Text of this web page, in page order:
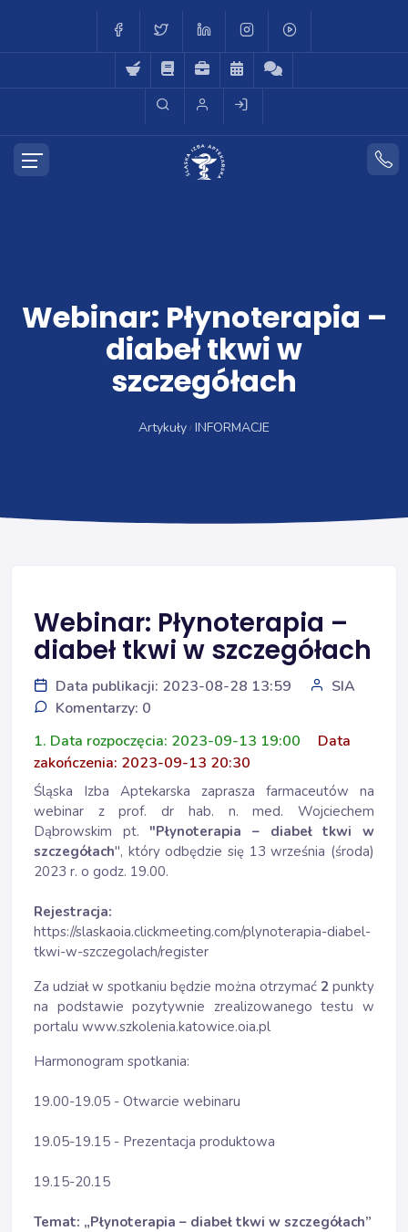
Webinar: Płynoterapia –
diabeł tkwi w
szczegółach
Artykuły INFORMACJE
Webinar: Płynoterapia –
diabeł tkwi w szczegółach
Data publikacji: 2023-08-28 13:59
SIA
Komentarzy: 0
1. Data rozpoczęcia: 2023-09-13 19:00
Data
zakończenia: 2023-09-13 20:30
Śląska Izba Aptekarska zaprasza farmaceutów na
webinar z prof. dr hab. n. med. Wojciechem
Dąbrowskim pt. "Płynoterapia – diabeł tkwi w
szczegółach", który odbędzie się 13 września (środa)
2023 r. o godz. 19.00.
Rejestracja:
https://slaskaoia.clickmeeting.com/plynoterapia-diabel-
tkwi-w-szczegolach/register
Za udział w spotkaniu będzie można otrzymać 2 punkty
na podstawie pozytywnie zrealizowanego testu w
portalu www.szkolenia.katowice.oia.pl
Harmonogram spotkania:
19.00-19.05 - Otwarcie webinaru
19.05-19.15 - Prezentacja produktowa
19.15-20.15
Temat: „Płynoterapia – diabeł tkwi w szczegółach”